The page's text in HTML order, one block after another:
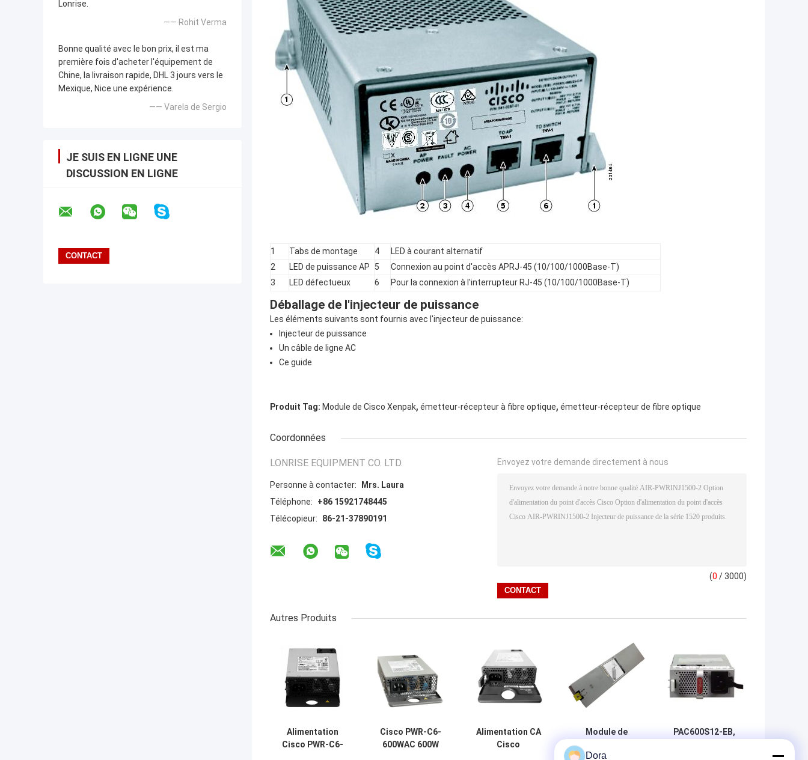
Lonrise.
—— Rohit Verma
Bonne qualité avec le bon prix, il est ma
première fois d'acheter l'équipement de
Chine, la livraison rapide, DHL 3 jours vers le
Mexique, Nice une expérience.
—— Varela de Sergio
JE SUIS EN LIGNE UNE
DISCUSSION EN LIGNE
1 Tabs de montage 4
LED à courant alternatif
2
LED de puissance AP 5
Connexion au point d'accès APRJ-45 (10/100/1000Base-T)
3
LED défectueux 6 Pour la connexion à l'interrupteur RJ-45 (10/100/1000Base-T)
Déballage de l'injecteur de puissance
Les éléments suivants sont fournis avec l'injecteur de puissance:
Injecteur de puissance
Un câble de ligne AC
Ce guide
Produit Tag: Module de Cisco Xenpak, émetteur-récepteur à fibre optique, émetteur-récepteur de fibre optique
Coordonnées
LONRISE EQUIPMENT CO. LTD.
Personne à contacter:
Mrs. Laura
Téléphone:
+86 15921748445
Télécopieur:
86-21-37890191
Envoyez votre demande directement à nous
(0 / 3000)
Autres Produits
Alimentation
Cisco PWR-C6-
Cisco PWR‐C6‐
600WAC 600W
Alimentation CA
Cisco
Module de
batterie Huawei
STL2BATTA03
PAC600S12-EB,
Dora